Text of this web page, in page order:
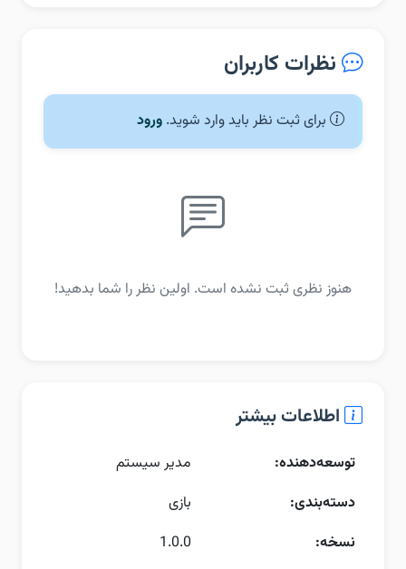
نظرات کاربران
برای ثبت نظر باید وارد شوید. ورود
هنوز نظری ثبت نشده است. اولین نظر را شما بدهید!
اطلاعات بیشتر
توسعه‌دهنده:
مدیر سیستم
دسته‌بندی:
بازی
نسخه:
1.0.0